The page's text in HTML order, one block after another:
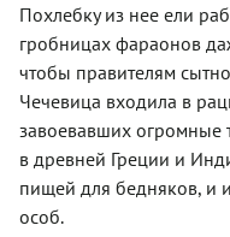
Похлебку из нее ели
гробницах фараонов
чтобы правителям
Чечевица входила в
завоевавших огромные
в древней Греции и
пищей для бедняков, и
особ.